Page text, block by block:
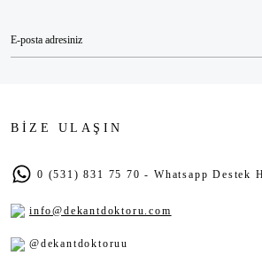
BİZE ULAŞIN
0 (531) 831 75 70 - Whatsapp Destek
info@dekantdoktoru.com
@dekantdoktoruu